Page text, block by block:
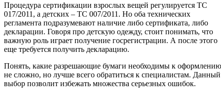
Процедура сертификации взрослых вещей регулируется ТС
017/2011, а детских – ТС 007/2011. Но оба технических
регламента подразумевают наличие либо сертификата, либо
декларации. Говоря про детскую одежду, стоит понимать, что
важную роль играет получение госрегистрации. А после этого
еще требуется получить декларацию.
Понять, какие разрешающие бумаги необходимы к оформлению
не сложно, но лучше всего обратиться к специалистам. Данный
выбор позволит избежать множества серьезных ошибок.